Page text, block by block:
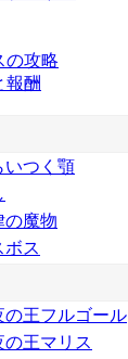
の攻略
報酬
いつく顎
の魔物
ボス
の王フルゴール
の王マリス